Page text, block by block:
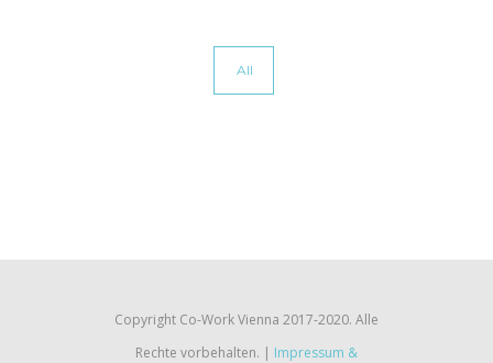
All
Copyright Co-Work Vienna 2017-2020. Alle
Rechte vorbehalten. | Impressum &